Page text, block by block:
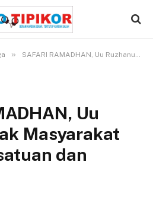
» SAFARI RAMADHAN, Uu Ruzhanul Ajak Masyarakat Perkuat Persatuan dan Kesatuan
Uu
Masyarakat
dan